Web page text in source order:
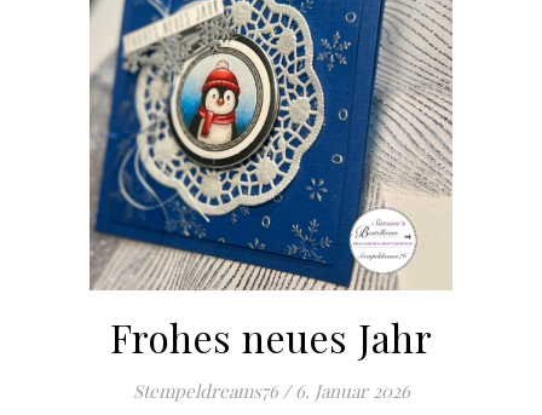
Frohes neues Jahr
Stempeldreams76 / 6. Januar 2026